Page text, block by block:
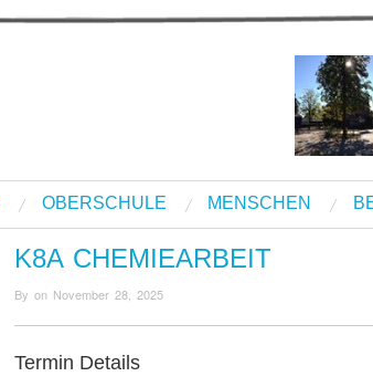
OBERSCHULE MENSCHEN
K8A CHEMIEARBEIT
Byon November 28, 2025
Termin Details